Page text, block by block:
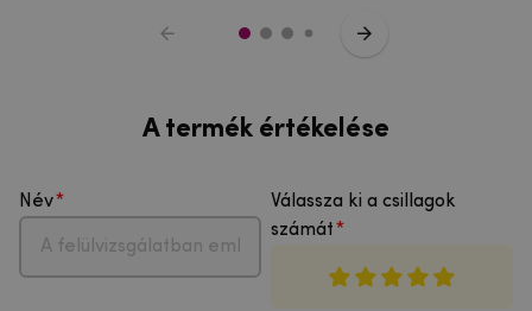
A termék értékelése
Név
Válassza ki a csillagok
számát